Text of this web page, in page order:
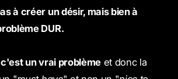
à créer un désir, mais bien à
DUR.
un vrai problème et donc la